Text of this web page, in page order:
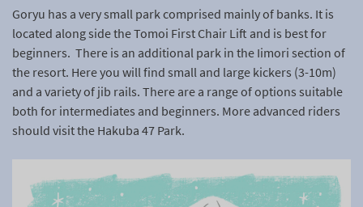
Goryu has a very small park comprised mainly of banks. It is
located along side the Tomoi First Chair Lift and is best for
beginners. There is an additional park in the Iimori section of
the resort. Here you will find small and large kickers (3-10m)
and a variety of jib rails. There are a range of options suitable
both for intermediates and beginners. More advanced riders
should visit the Hakuba 47 Park.